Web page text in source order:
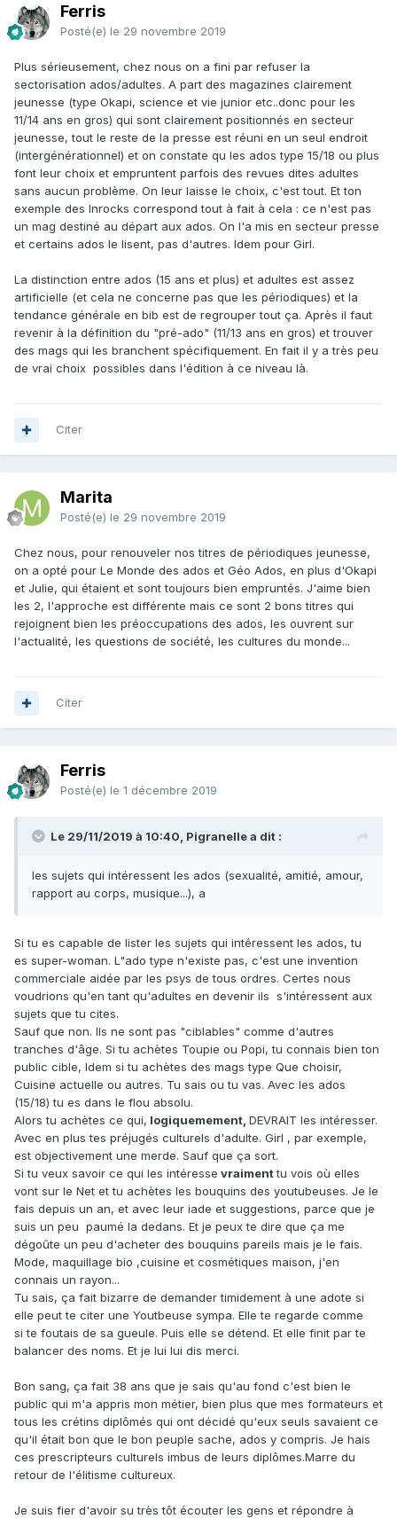
Ferris
Posté(e) le 29 novembre 2019
Plus sérieusement, chez nous on a fini par refuser la
sectorisation ados/adultes. A part des magazines clairement
jeunesse (type Okapi, science et vie junior etc..donc pour les
11/14 ans en gros) qui sont clairement positionnés en secteur
jeunesse, tout le reste de la presse est réuni en un seul endroit
(intergénérationnel) et on constate qu les ados type 15/18 ou plus
font leur choix et empruntent parfois des revues dites adultes
sans aucun problème. On leur laisse le choix, c'est tout. Et ton
exemple des Inrocks correspond tout à fait à cela : ce n'est pas
un mag destiné au départ aux ados. On l'a mis en secteur presse
et certains ados le lisent, pas d'autres. Idem pour Girl.
La distinction entre ados (15 ans et plus) et adultes est assez
artificielle (et cela ne concerne pas que les périodiques) et la
tendance générale en bib est de regrouper tout ça. Après il faut
revenir à la définition du "pré-ado" (11/13 ans en gros) et trouver
des mags qui les branchent spécifiquement. En fait il y a très peu
de vrai choix possibles dans l'édition à ce niveau là.
Citer
Marita
Posté(e) le 29 novembre 2019
Chez nous, pour renouveler nos titres de périodiques jeunesse,
on a opté pour Le Monde des ados et Géo Ados, en plus d'Okapi
et Julie, qui étaient et sont toujours bien empruntés. J'aime bien
les 2, l'approche est différente mais ce sont 2 bons titres qui
rejoignent bien les préoccupations des ados, les ouvrent sur
l'actualité, les questions de société, les cultures du monde...
Citer
Ferris
Posté(e) le 1 décembre 2019
Le 29/11/2019 à 10:40, Pigranelle a dit :
les sujets qui intéressent les ados (sexualité, amitié, amour,
rapport au corps, musique...), a
Si tu es capable de lister les sujets qui intéressent les ados, tu
es super-woman. L"ado type n'existe pas, c'est une invention
commerciale aidée par les psys de tous ordres. Certes nous
voudrions qu'en tant qu'adultes en devenir ils s'intéressent aux
sujets que tu cites.
Sauf que non. Ils ne sont pas "ciblables" comme d'autres
tranches d'âge. Si tu achètes Toupie ou Popi, tu connais bien ton
public cible, Idem si tu achètes des mags type Que choisir,
Cuisine actuelle ou autres. Tu sais ou tu vas. Avec les ados
(15/18) tu es dans le flou absolu.
Alors tu achètes ce qui, logiquemement, DEVRAIT les intéresser.
Avec en plus tes préjugés culturels d'adulte. Girl , par exemple,
est objectivement une merde. Sauf que ça sort.
Si tu veux savoir ce qui les intéresse vraimenttu vois où elles
vont sur le Net et tu achètes les bouquins des youtubeuses. Je le
fais depuis un an, et avec leur iade et suggestions, parce que je
suis un peu paumé la dedans. Et je peux te dire que ça me
dégoûte un peu d'acheter des bouquins pareils mais je le fais.
Mode, maquillage bio ,cuisine et cosmétiques maison, j'en
connais un rayon...
Tu sais, ça fait bizarre de demander timidement à une adote si
elle peut te citer une Youtbeuse sympa. Elle te regarde comme
si te foutais de sa gueule. Puis elle se détend. Et elle finit par te
balancer des noms. Et je lui lui dis merci.
Bon sang, ça fait 38 ans que je sais qu'au fond c'est bien le
public qui m'a appris mon métier, bien plus que mes formateurs et
tous les crétins diplômés qui ont décidé qu'eux seuls savaient ce
qu'il était bon que le bon peuple sache, ados y compris. Je hais
ces prescripteurs culturels imbus de leurs diplômes.Marre du
retour de l'élitisme cultureux.
Je suis fier d'avoir su très tôt écouter les gens et répondre à